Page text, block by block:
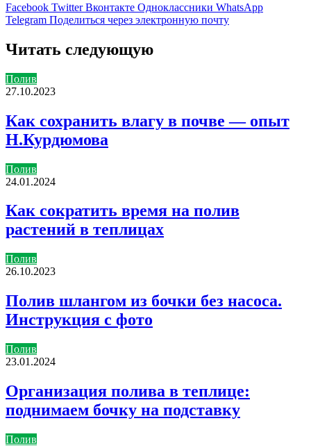
Facebook Twitter Вконтакте Одноклассники WhatsApp
Telegram Поделиться через электронную почту
Читать следующую
Полив
27.10.2023
Как сохранить влагу в почве — опыт
Н.Курдюмова
Полив
24.01.2024
Как сократить время на полив
растений в теплицах
Полив
26.10.2023
Полив шлангом из бочки без насоса.
Инструкция с фото
Полив
23.01.2024
Организация полива в теплице:
поднимаем бочку на подставку
Полив